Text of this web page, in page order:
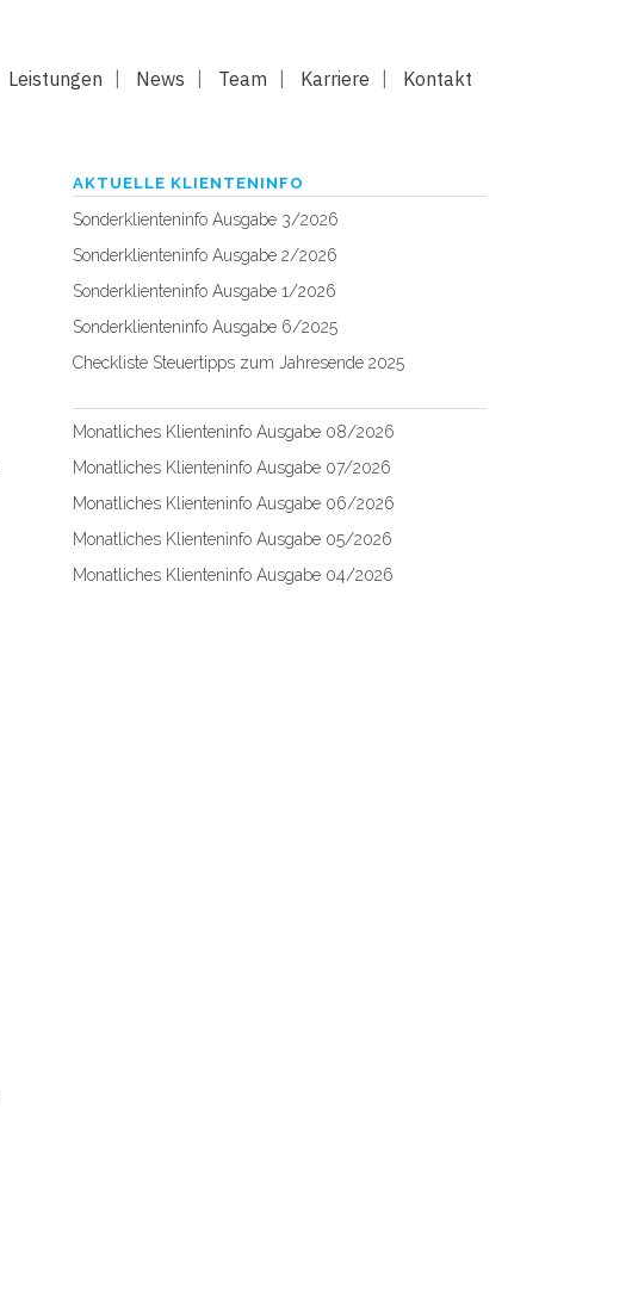
Leistungen News Team Karriere Kontakt
AKTUELLE KLIENTENINFO
Sonderklienteninfo Ausgabe 3/2026
Sonderklienteninfo Ausgabe 2/2026
Sonderklienteninfo Ausgabe 1/2026
Sonderklienteninfo Ausgabe 6/2025
Checkliste Steuertipps zum Jahresende 2025
Monatliches Klienteninfo Ausgabe 08/2026
Monatliches Klienteninfo Ausgabe 07/2026
Monatliches Klienteninfo Ausgabe 06/2026
Monatliches Klienteninfo Ausgabe 05/2026
Monatliches Klienteninfo Ausgabe 04/2026